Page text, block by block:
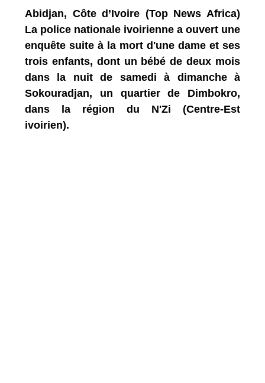
Abidjan, Côte d’Ivoire (Top News Africa)
La police nationale ivoirienne a ouvert une
enquête suite à la mort d'une dame et ses
trois enfants, dont un bébé de deux mois
dans la nuit de samedi à dimanche à
Sokouradjan, un quartier de Dimbokro,
dans la région du N'Zi (Centre-Est
ivoirien).